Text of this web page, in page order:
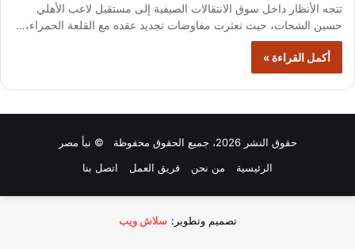
تتجه الأنظار داخل سوق الانتقالات الصيفية إلى مستقبل لاعب الأهلي
حسين الشحات، حيث تعثرت مفاوضات تجديد عقده مع القلعة الحمراء،…
أكمل القراءة »
حقوق النشر 2026، جميع الحقوق محفوظة © نبأ مصر
الرئيسية
من نحن فريق العمل اتصل بنا
تصميم وتطوير: سلاش ويب